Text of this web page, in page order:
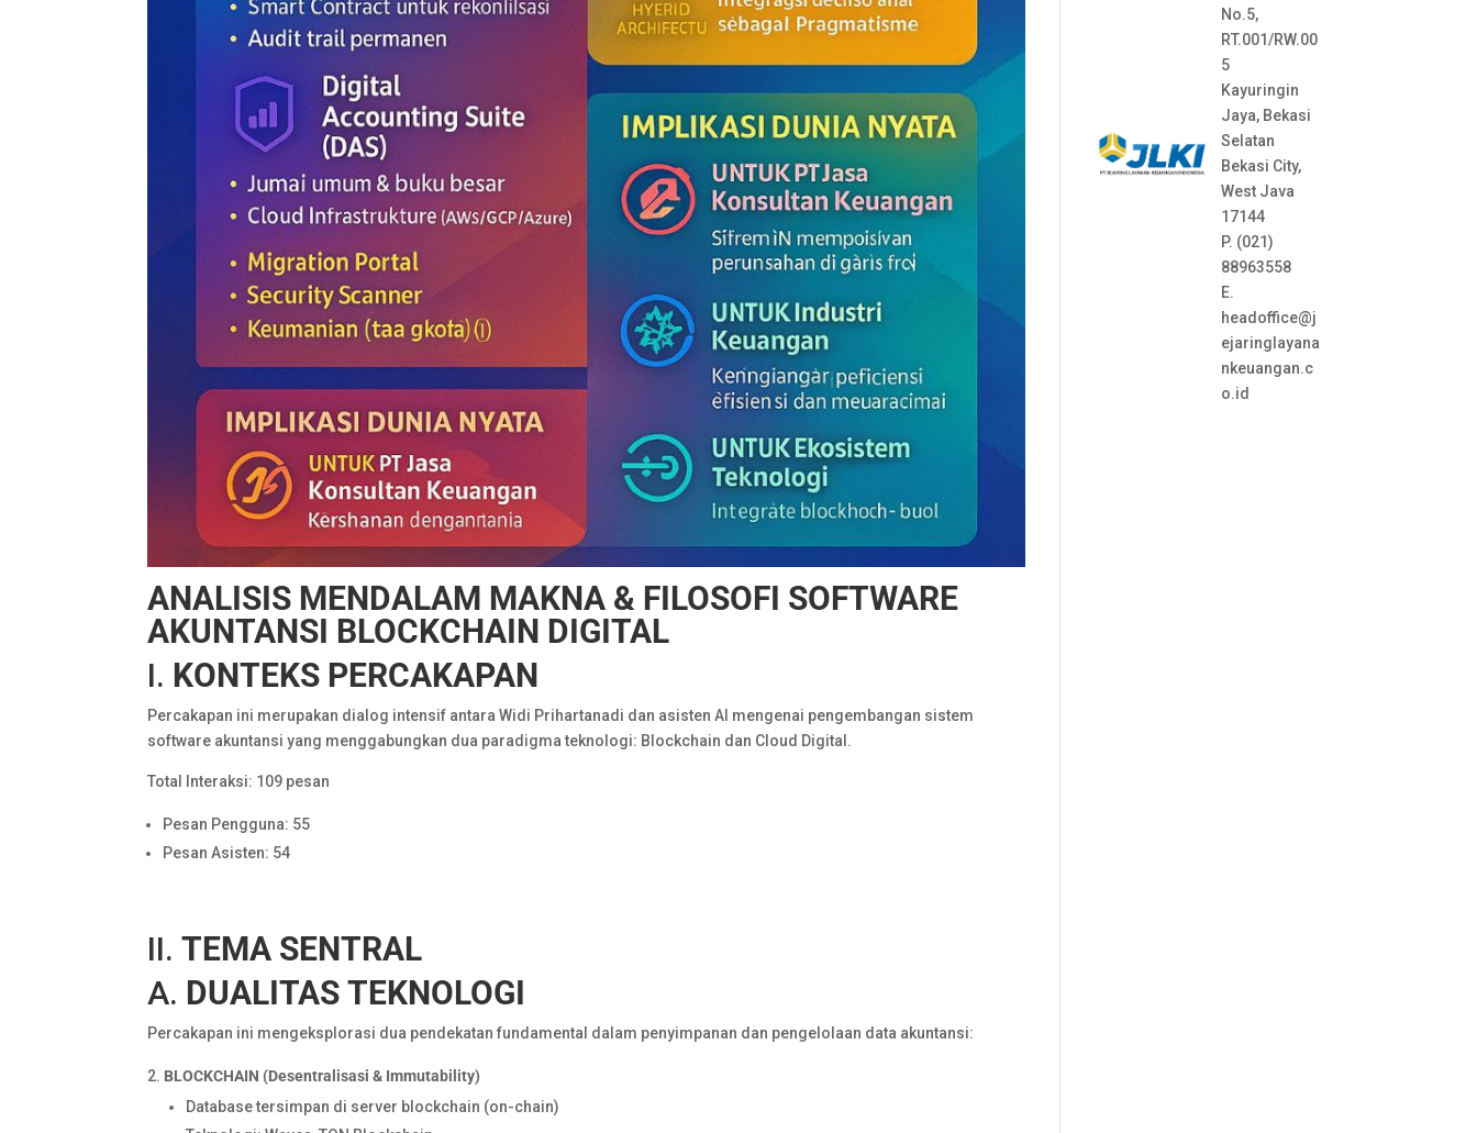
ANALISIS MENDALAM MAKNA & FILOSOFI SOFTWARE
AKUNTANSI BLOCKCHAIN DIGITAL
I. KONTEKS PERCAKAPAN
Percakapan ini merupakan dialog intensif antara Widi Prihartanadi dan asisten AI mengenai pengembangan sistem
software akuntansi yang menggabungkan dua paradigma teknologi: Blockchain dan Cloud Digital.
Total Interaksi: 109 pesan
Pesan Pengguna: 55
Pesan Asisten: 54
II.TEMA SENTRAL
A. DUALITAS TEKNOLOGI
Percakapan ini mengeksplorasi dua pendekatan fundamental dalam penyimpanan dan pengelolaan data akuntansi:
BLOCKCHAIN (Desentralisasi & Immutability)
Database tersimpan di server blockchain (on-chain)
No.5,
RT.001/RW.00
5
Kayuringin
Jaya, Bekasi
Selatan
Bekasi City,
West Java
17144
P. (021)
88963558
E.
headoffice@j
ejaringlayana
nkeuangan.c
o.id